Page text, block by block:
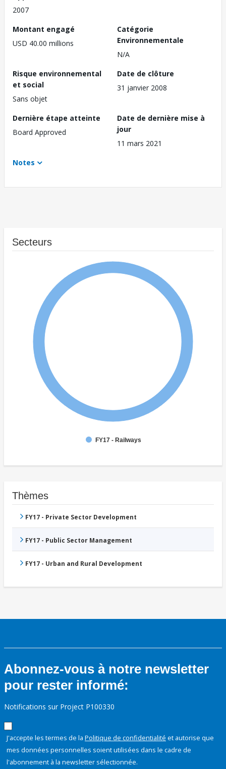
2007
Montant engagé
USD 40.00 millions
Catégorie
Environnementale
N/A
Risque environnemental
et social
Sans objet
Date de clôture
31 janvier 2008
Dernière étape atteinte
Board Approved
Date de dernière mise à
jour
11 mars 2021
Notes
Secteurs
FY17 - Railways
Thèmes
FY17 - Private Sector Development
FY17 - Public Sector Management
FY17 - Urban and Rural Development
Abonnez-vous à notre newsletter
pour rester informé:
Notifications sur Project P100330
J'accepte les termes de la Politique de confidentialité et autorise que
mes données personnelles soient utilisées dans le cadre de
l'abonnement à la newsletter sélectionnée.